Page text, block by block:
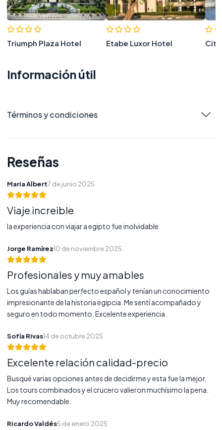
Triumph Plaza Hotel Etabe Luxor Hotel City
Información útil
Términos y condiciones
Reseñas
Maria Albert7 de junio 2025
Viaje increible
la experiencia con viajar a egipto fue inolvidable
Jorge Ramírez10 de noviembre 2025
Profesionales y muy amables
Los guías hablaban perfecto español y tenían un conocimiento
impresionante de la historia egipcia. Me sentí acompañado y
seguro en todo momento. Excelente experiencia.
Sofía Rivas14 de octubre 2025
Excelente relación calidad-precio
Busqué varias opciones antes de decidirme y esta fue la mejor.
Los tours combinados y el crucero valieron muchísimo la pena.
Muy recomendable.
Ricardo Valdés5 de enero 2025